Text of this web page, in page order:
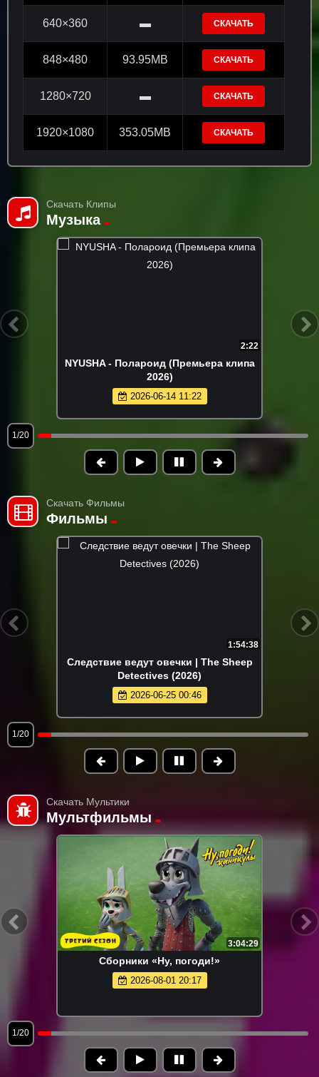
640×360 ▬ СКАЧАТЬ
848×480 93.95MB СКАЧАТЬ
1280×720 ▬ СКАЧАТЬ
1920×1080 353.05MB СКАЧАТЬ
Скачать Клипы
Музыка
3:08
Рустам Нахушев - Жизнь как будто
хороша (Премьера клипа 2026)
2026-06-21 19:45
2/20
Скачать Фильмы
Фильмы
1:54:38
Следствие ведут овечки | The Sheep
Detectives (2026)
2026-06-25 00:46
1/20
Скачать Мультики
Мультфильмы
3:04:29
Сборники «Ну, погоди!»
2026-08-01 20:17
1/20